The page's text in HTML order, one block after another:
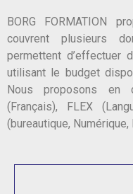
BORG FORMATION
couvrent plusieurs
permettent d’effectuer
utilisant le budget
Nous proposons en
(Français), FLEX
(bureautique, Numérique,